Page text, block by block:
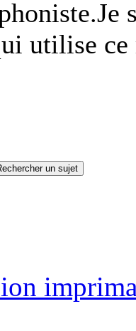
utilise